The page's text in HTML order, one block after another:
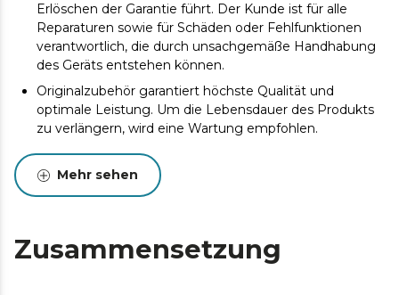
Erlöschen der Garantie führt. Der Kunde ist für alle
Reparaturen sowie für Schäden oder Fehlfunktionen
verantwortlich, die durch unsachgemäße Handhabung
des Geräts entstehen können.
Originalzubehör garantiert höchste Qualität und
optimale Leistung. Um die Lebensdauer des Produkts
zu verlängern, wird eine Wartung empfohlen.
Mehr sehen
Zusammensetzung